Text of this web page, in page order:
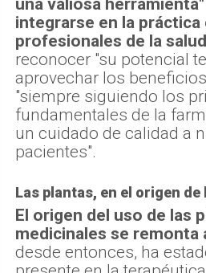
integrarse en la práctica
profesionales de la salud
reconocer "su potencial
aprovechar los
"siempre siguiendo los
fundamentales de la
un cuidado de calidad a
pacientes".
Las plantas, en el origen
El origen del uso de las
medicinales se remonta
desde entonces, ha